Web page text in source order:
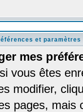
et
mes
vous êtes
modifier,
pages,